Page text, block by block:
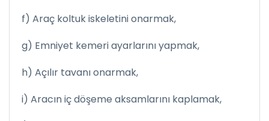
f) Araç koltuk iskeletini onarmak,
g) Emniyet kemeri ayarlarını yapmak,
h) Açılır tavanı onarmak,
i) Aracın iç döşeme aksamlarını kaplamak,